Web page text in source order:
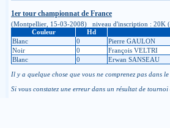
1er tour championnat de France
(Montpellier, 15-03-2008) niveau d'inscription : 20K
Couleur
Hd
Blanc
0 Pierre GAULON
Noir
0 François VELTRI
Blanc
0 Erwan SANSEAU
Il y a quelque chose que vous ne comprenez pas dans
Si vous constatez une erreur dans un résultat de